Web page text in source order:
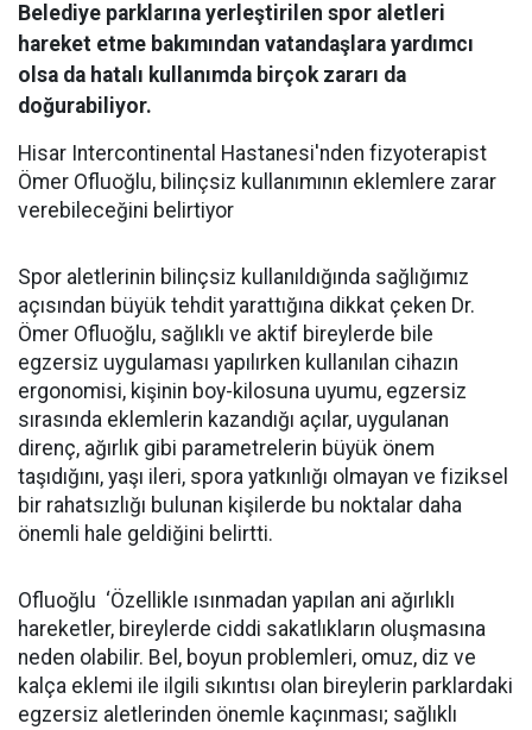
Belediye parklarına yerleştirilen spor aletleri
hareket etme bakımından vatandaşlara yardımcı
olsa da hatalı kullanımda birçok zararı da
doğurabiliyor.
Hisar Intercontinental Hastanesi'nden fizyoterapist
Ömer Ofluoğlu, bilinçsiz kullanımının eklemlere zarar
verebileceğini belirtiyor
Spor aletlerinin bilinçsiz kullanıldığında sağlığımız
açısından büyük tehdit yarattığına dikkat çeken Dr.
Ömer Ofluoğlu, sağlıklı ve aktif bireylerde bile
egzersiz uygulaması yapılırken kullanılan cihazın
ergonomisi, kişinin boy-kilosuna uyumu, egzersiz
sırasında eklemlerin kazandığı açılar, uygulanan
direnç, ağırlık gibi parametrelerin büyük önem
taşıdığını, yaşı ileri, spora yatkınlığı olmayan ve fiziksel
bir rahatsızlığı bulunan kişilerde bu noktalar daha
önemli hale geldiğini belirtti.
Ofluoğlu ‘Özellikle ısınmadan yapılan ani ağırlıklı
hareketler, bireylerde ciddi sakatlıkların oluşmasına
neden olabilir. Bel, boyun problemleri, omuz, diz ve
kalça eklemi ile ilgili sıkıntısı olan bireylerin parklardaki
egzersiz aletlerinden önemle kaçınması; sağlıklı